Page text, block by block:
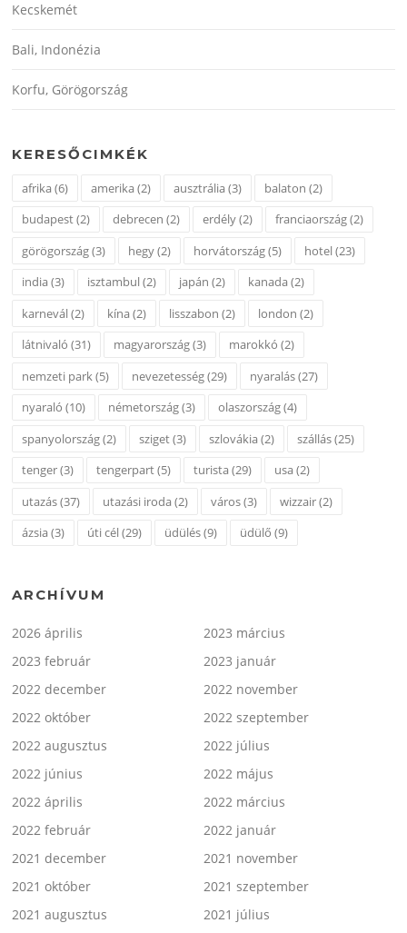
Kecskemét
Bali, Indonézia
Korfu, Görögország
KERESŐCIMKÉK
afrika(6) amerika(2) ausztrália(3) balaton (2)
budapest(2) debrecen (2) erdély(2) franciaország(2)
görögország(3) hegy(2) horvátország(5) hotel(23)
india(3) isztambul(2) japán (2) kanada(2)
karnevál(2) kína(2) lisszabon (2) london (2)
látnivaló (31) magyarország(3) marokkó (2)
nemzeti park(5) nevezetesség(29) nyaralás(27)
nyaraló (10) németország(3) olaszország(4)
spanyolország(2) sziget(3) szlovákia(2) szállás(25)
tenger(3) tengerpart(5) turista(29) usa(2)
utazás(37) utazási iroda(2) város(3) wizzair(2)
ázsia(3) úti cél(29) üdülés(9) üdülő (9)
ARCHÍVUM
2026 április
2023 március
2023 február
2023 január
2022 december
2022 november
2022 október
2022 szeptember
2022 augusztus
2022 július
2022 június
2022 május
2022 április
2022 március
2022 február
2022 január
2021 december
2021 november
2021 október
2021 szeptember
2021 augusztus
2021 július